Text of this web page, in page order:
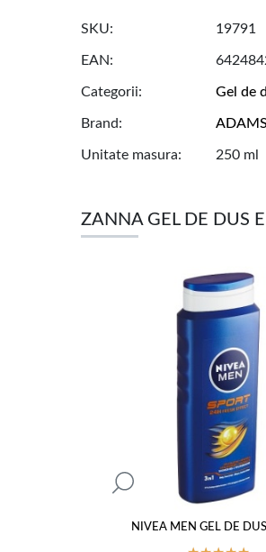
SKU 19791
EAN
Categorii Gel de
Brand ADAMS
Unitate masura 250 ml
ZANNA GEL DE DUS
NIVEA MEN GEL DE DUS